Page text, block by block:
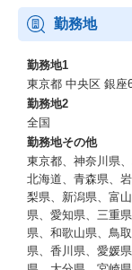
勤務地
勤務地1
東京都 中央区 銀座
勤務地2
全国
勤務地その他
東京都、神奈川県
北海道、青森県、
梨県、新潟県、富
県、愛知県、三重
県、和歌山県、鳥
県、香川県、愛媛